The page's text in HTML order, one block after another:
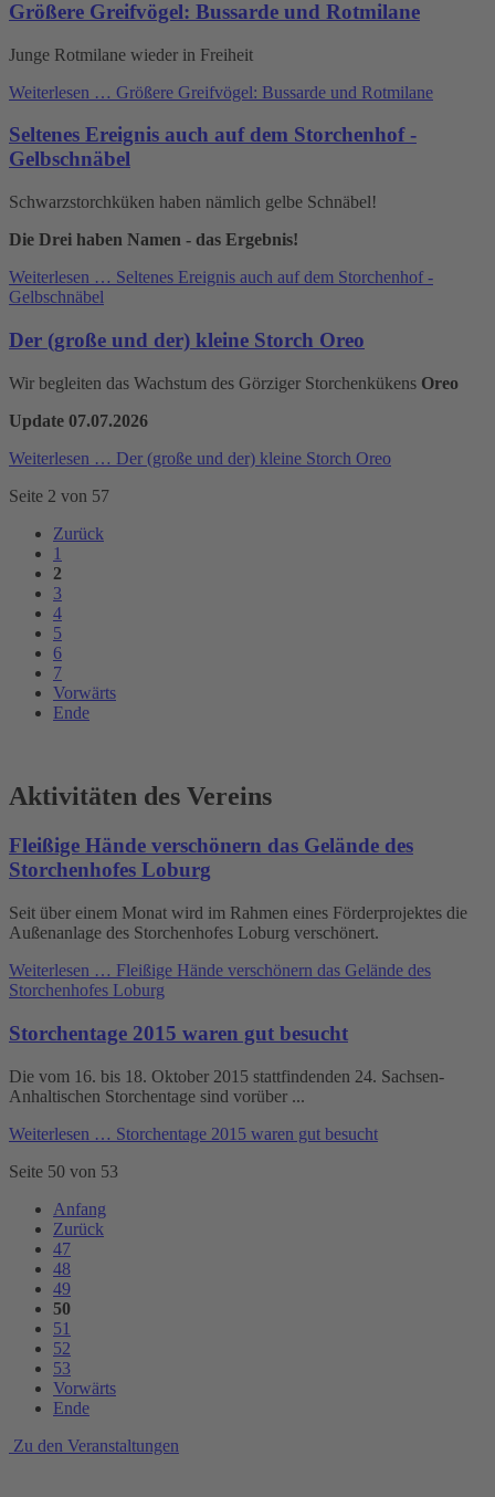
Größere Greifvögel: Bussarde und Rotmilane
Junge Rotmilane wieder in Freiheit
Weiterlesen … Größere Greifvögel: Bussarde und Rotmilane
Seltenes Ereignis auch auf dem Storchenhof -
Gelbschnäbel
Schwarzstorchküken haben nämlich gelbe Schnäbel!
Die Drei haben Namen - das Ergebnis!
Weiterlesen … Seltenes Ereignis auch auf dem Storchenhof -
Gelbschnäbel
Der (große und der) kleine Storch Oreo
Wir begleiten das Wachstum des Görziger Storchenkükens Oreo
Update 07.07.2026
Weiterlesen … Der (große und der) kleine Storch Oreo
Seite 2 von 57
Zurück
1
2
3
4
5
6
7
Vorwärts
Ende
Aktivitäten des Vereins
Fleißige Hände verschönern das Gelände des
Storchenhofes Loburg
Seit über einem Monat wird im Rahmen eines Förderprojektes die
Außenanlage des Storchenhofes Loburg verschönert.
Weiterlesen … Fleißige Hände verschönern das Gelände des
Storchenhofes Loburg
Storchentage 2015 waren gut besucht
Die vom 16. bis 18. Oktober 2015 stattfindenden 24. Sachsen-
Anhaltischen Storchentage sind vorüber ...
Weiterlesen … Storchentage 2015 waren gut besucht
Seite 50 von 53
Anfang
Zurück
47
48
49
50
51
52
53
Vorwärts
Ende
Zu den Veranstaltungen